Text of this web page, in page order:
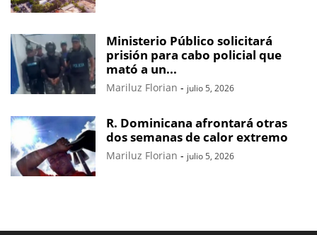
Ministerio Público solicitará
prisión para cabo policial que
mató a un...
Mariluz Florian - julio 5, 2026
R. Dominicana afrontará otras
dos semanas de calor extremo
Mariluz Florian - julio 5, 2026